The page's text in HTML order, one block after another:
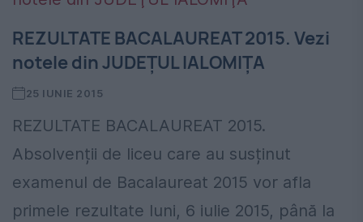
REZULTATE BACALAUREAT 2015. Vezi
notele din JUDEŢUL IALOMIŢA
25 IUNIE 2015
REZULTATE BACALAUREAT 2015.
Absolvenții de liceu care au susținut
examenul de Bacalaureat 2015 vor afla
primele rezultate luni, 6 iulie 2015, până la